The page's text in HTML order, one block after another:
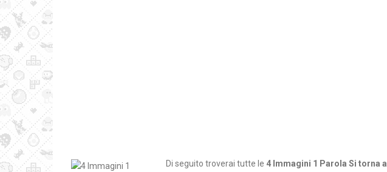
Di seguito troverai tutte le 4 Immagini 1 Parola Si torna